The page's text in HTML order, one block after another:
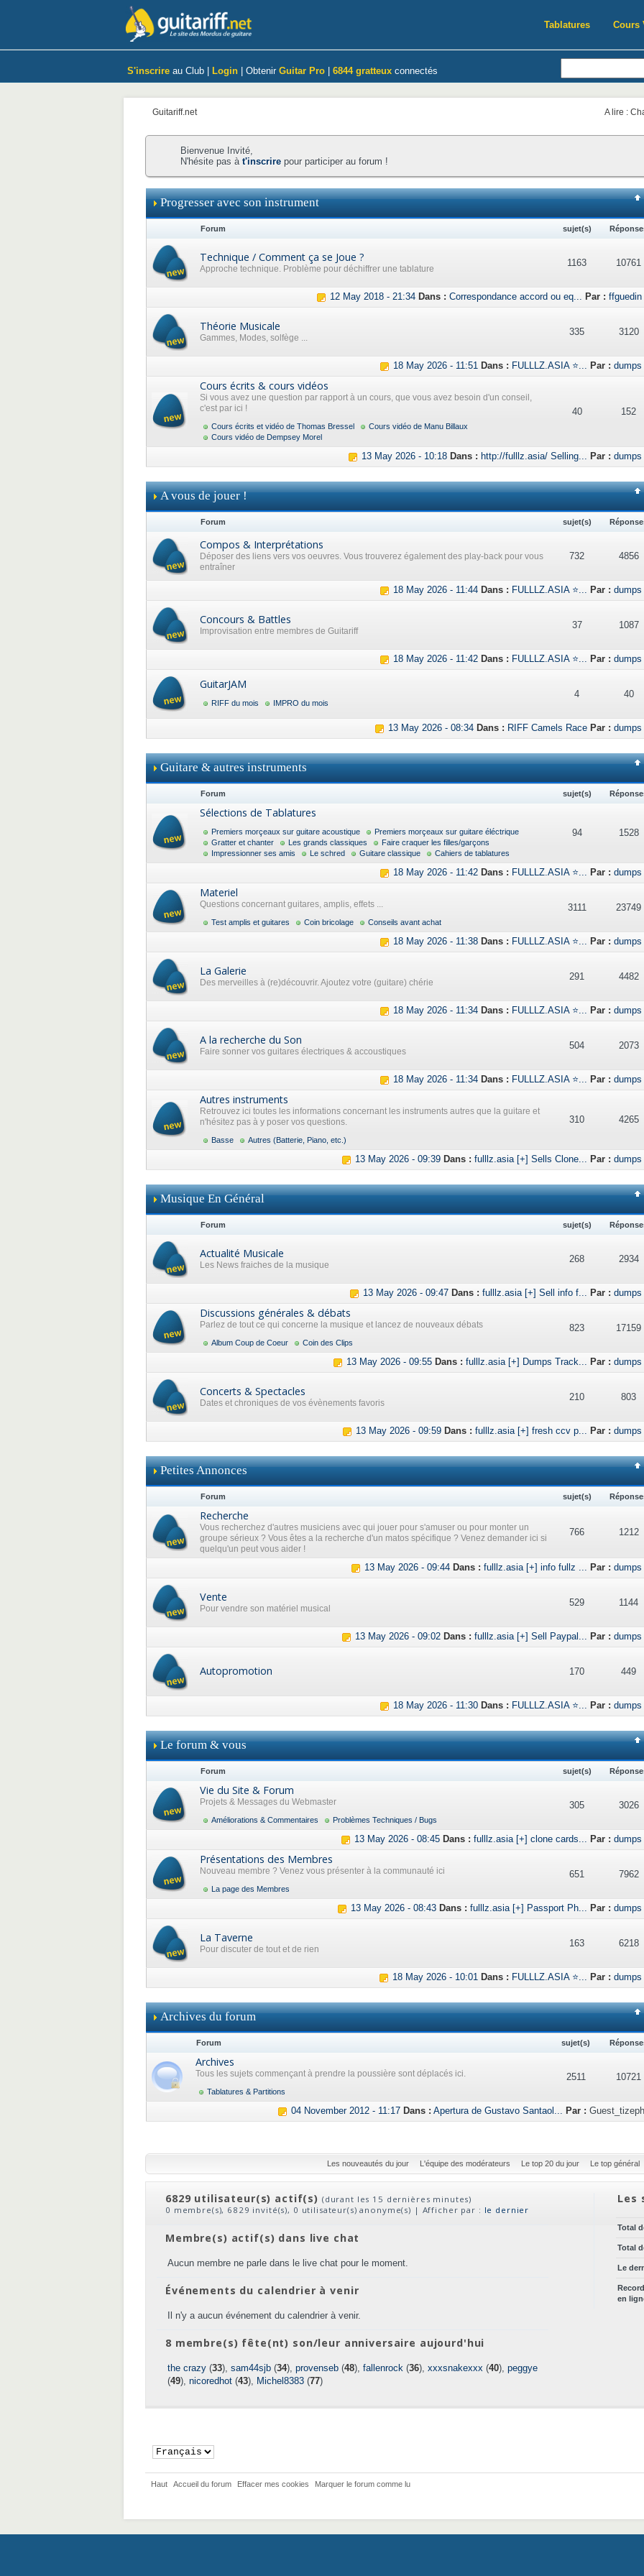
Tablatures Cours
S'inscrire au Club | Login | Obtenir Guitar Pro 6844 gratteux connectés
Guitariff.net A lire :
Bienvenue Invité,
N'hésite pas à t'inscrire pour participer au forum !
Progresser avec son instrument
Forum sujet(s)
Technique / Comment ça se Joue ?
Approche technique. Problème pour déchiffrer une tablature
1163 10761
12 May 2018 - 21:34 Dans : Correspondance accord ou eq... Par : ffguedin
Théorie Musicale
Gammes, Modes, solfège ...
335 3120
18 May 2026 - 11:51 Dans : FULLLZ.ASIA ⭐... Par : dumps
Cours écrits & cours vidéos
Si vous avez une question par rapport à un cours, que vous avez besoin d'un conseil,
c'est par ici !
Cours écrits et vidéo de Thomas Bressel
Cours vidéo de Manu Billaux
Cours vidéo de Dempsey Morel
40 152
13 May 2026 - 10:18 Dans : http://fulllz.asia/ Selling... Par : dumps
A vous de jouer !
Forum sujet(s)
Compos & Interprétations
Déposer des liens vers vos oeuvres. Vous trouverez également des play-back pour vous
entraîner
732 4856
18 May 2026 - 11:44 Dans : FULLLZ.ASIA ⭐... Par : dumps
Concours & Battles
Improvisation entre membres de Guitariff
37 1087
18 May 2026 - 11:42 Dans : FULLLZ.ASIA ⭐... Par : dumps
GuitarJAM
RIFF du mois IMPRO du mois
4 40
13 May 2026 - 08:34 Dans : RIFF Camels Race Par : dumps
Guitare & autres instruments
Forum sujet(s)
Sélections de Tablatures
Premiers morçeaux sur guitare acoustique
Premiers morçeaux sur guitare éléctrique
Gratter et chanter
Les grands classiques
Faire craquer les filles/garçons
Impressionner ses amis
Le schred Guitare classique Cahiers de tablatures
94 1528
18 May 2026 - 11:42 Dans : FULLLZ.ASIA ⭐... Par : dumps
Materiel
Questions concernant guitares, amplis, effets ...
Test amplis et guitares Coin bricolage Conseils avant achat
3111 23749
18 May 2026 - 11:38 Dans : FULLLZ.ASIA ⭐... Par : dumps
La Galerie
Des merveilles à (re)découvrir. Ajoutez votre (guitare) chérie
291 4482
18 May 2026 - 11:34 Dans : FULLLZ.ASIA ⭐... Par : dumps
A la recherche du Son
Faire sonner vos guitares électriques & accoustiques
504 2073
18 May 2026 - 11:34 Dans : FULLLZ.ASIA ⭐... Par : dumps
Autres instruments
Retrouvez ici toutes les informations concernant les instruments autres que la guitare et
n'hésitez pas à y poser vos questions.
Basse Autres (Batterie, Piano, etc.)
310 4265
13 May 2026 - 09:39 Dans : fulllz.asia [+] Sells Clone... Par : dumps
Musique En Général
Forum sujet(s)
Actualité Musicale
Les News fraiches de la musique
268 2934
13 May 2026 - 09:47 Dans : fulllz.asia [+] Sell info f... Par : dumps
Discussions générales & débats
Parlez de tout ce qui concerne la musique et lancez de nouveaux débats
Album Coup de Coeur Coin des Clips
823 17159
13 May 2026 - 09:55 Dans : fulllz.asia [+] Dumps Track... Par : dumps
Concerts & Spectacles
Dates et chroniques de vos évènements favoris
210 803
13 May 2026 - 09:59 Dans : fulllz.asia [+] fresh ccv p... Par : dumps
Petites Annonces
Forum sujet(s)
Recherche
Vous recherchez d'autres musiciens avec qui jouer pour s'amuser ou pour monter un
groupe sérieux ? Vous êtes a la recherche d'un matos spécifique ? Venez demander ici si
quelqu'un peut vous aider !
766 1212
13 May 2026 - 09:44 Dans : fulllz.asia [+] info fullz ... Par : dumps
Vente
Pour vendre son matériel musical
529 1144
13 May 2026 - 09:02 Dans : fulllz.asia [+] Sell Paypal... Par : dumps
Autopromotion 170 449
18 May 2026 - 11:30 Dans : FULLLZ.ASIA ⭐... Par : dumps
Le forum & vous
Forum sujet(s)
Vie du Site & Forum
Projets & Messages du Webmaster
Améliorations & Commentaires Problèmes Techniques / Bugs
305 3026
13 May 2026 - 08:45 Dans : fulllz.asia [+] clone cards... Par : dumps
Présentations des Membres
Nouveau membre ? Venez vous présenter à la communauté ici
La page des Membres
651 7962
13 May 2026 - 08:43 Dans : fulllz.asia [+] Passport Ph... Par : dumps
La Taverne
Pour discuter de tout et de rien
163 6218
18 May 2026 - 10:01 Dans : FULLLZ.ASIA ⭐... Par : dumps
Archives du forum
Forum sujet(s)
Archives
Tous les sujets commençant à prendre la poussière sont déplacés ici.
Tablatures & Partitions
2511 10721
04 November 2012 - 11:17 Dans : Apertura de Gustavo Santaol... Par :
Les nouveautés du jour L'équipe des modérateurs Le top 20 du jour Le top général
Les
Total
Total
Le
en
6829 utilisateur(s) actif(s) (durant les 15 dernières minutes)
0 membre(s), 6829 invité(s), 0 utilisateur(s) anonyme(s) | Afficher par : le dernier
Membre(s) actif(s) dans live chat
Aucun membre ne parle dans le live chat pour le moment.
Événements du calendrier à venir
Il n'y a aucun événement du calendrier à venir.
8 membre(s) fête(nt) son/leur anniversaire aujourd'hui
the crazy (33), sam44sjb (34), provenseb (48), fallenrock (36), xxxsnakexxx (40), peggye
(49), nicoredhot (43), Michel8383 (77)
Haut Accueil du forum Effacer mes cookies Marquer le forum comme lu